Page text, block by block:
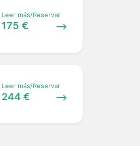
Leer más/Reservar
175 €
Leer más/Reservar
244 €